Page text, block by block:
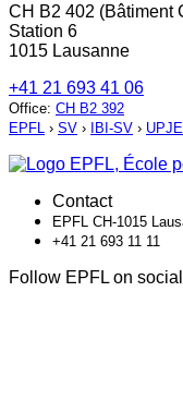
CH B2 402 (Bâtiment
Station 6
1015 Lausanne
+41 21 693 41 06
Office: CH B2 392
EPFL › SV › IBI-SV ›
Contact
EPFL CH-1015
+41 21 693 11 11
Follow EPFL on